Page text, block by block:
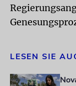
LESEN SIE